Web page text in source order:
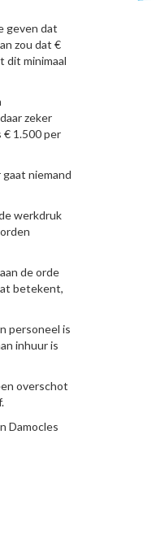
geven dat
zou dat €
dit minimaal
zeker
€ 1.500 per
niemand
werkdruk
de orde
betekent,
personeel is
inhuur is
overschot
Damocles